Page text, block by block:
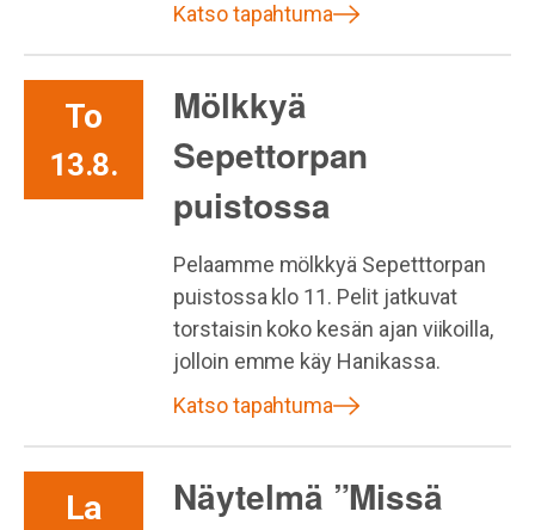
Katso tapahtuma
To
13.8.
Mölkkyä
Sepettorpan
puistossa
Pelaamme mölkkyä Sepetttorpan
puistossa klo 11. Pelit jatkuvat
torstaisin koko kesän ajan viikoilla,
jolloin emme käy Hanikassa.
Katso tapahtuma
La
Näytelmä ”Missä